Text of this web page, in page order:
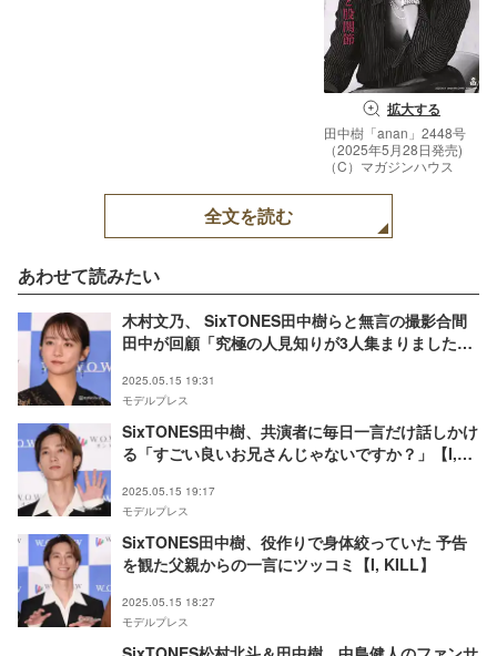
拡大する
田中樹「anan」2448号
（2025年5月28日発売)
（C）マガジンハウス
全文を読む
あわせて読みたい
木村文乃、 SixTONES田中樹らと無言の撮影合間
田中が回顧「究極の人見知りが3人集まりました」
2025.05.15 19:31
モデルプレス
SixTONES田中樹、共演者に毎日一言だけ話しかけ
る「すごい良いお兄さんじゃないですか？」【I,
2025.05.15 19:17
モデルプレス
SixTONES田中樹、役作りで身体絞っていた 予告
を観た父親からの一言にツッコミ【I, KILL】
2025.05.15 18:27
モデルプレス